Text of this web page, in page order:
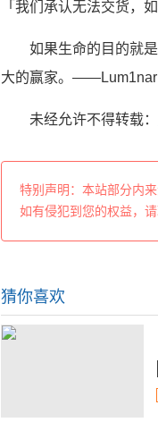
「我们承认无法交货，
如果生命的目的就
大的赢家。——Lum1nar
未经允许不得转载：
特别声明：本站部分内
如有侵犯到您的权益，
猜你喜欢